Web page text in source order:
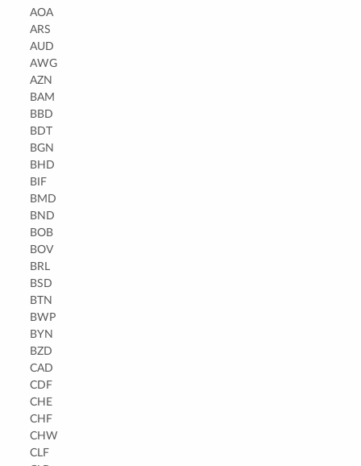
AOA
ARS
AUD
AWG
AZN
BAM
BBD
BDT
BGN
BHD
BIF
BMD
BND
BOB
BOV
BRL
BSD
BTN
BWP
BYN
BZD
CAD
CDF
CHE
CHF
CHW
CLF